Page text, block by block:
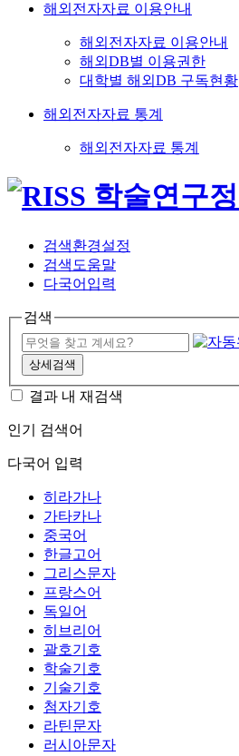
해외전자자료 이용안내
해외전자자료 이용안내
해외DB별 이용권한
대학별 해외DB 구독현황
해외전자자료 통계
해외전자자료 통계
검색환경설정
검색도움말
다국어입력
검색
상세검색
결과 내 재검색
인기 검색어
다국어 입력
히라가나
가타카나
중국어
한글고어
그리스문자
프랑스어
독일어
히브리어
괄호기호
학술기호
기술기호
첨자기호
라틴문자
러시아문자